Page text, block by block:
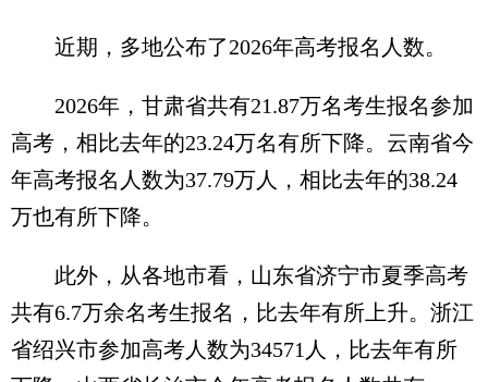
近期，多地公布了2026年高考报名人数。
2026年，甘肃省共有21.87万名考生报名参加
高考，相比去年的23.24万名有所下降。云南省今
年高考报名人数为37.79万人，相比去年的38.24
万也有所下降。
此外，从各地市看，山东省济宁市夏季高考
共有6.7万余名考生报名，比去年有所上升。浙江
省绍兴市参加高考人数为34571人，比去年有所